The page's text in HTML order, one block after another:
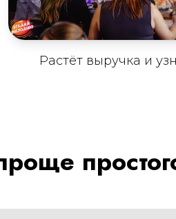
Растёт выручка и